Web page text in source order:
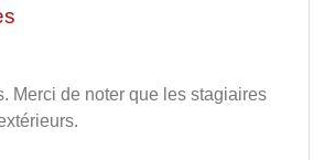
Merci de noter que les stagiaires